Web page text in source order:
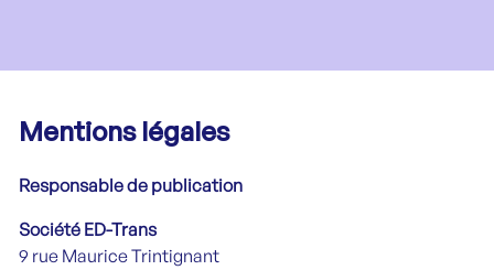
Mentions légales
Responsable de publication
Société ED-Trans
9 rue Maurice Trintignant